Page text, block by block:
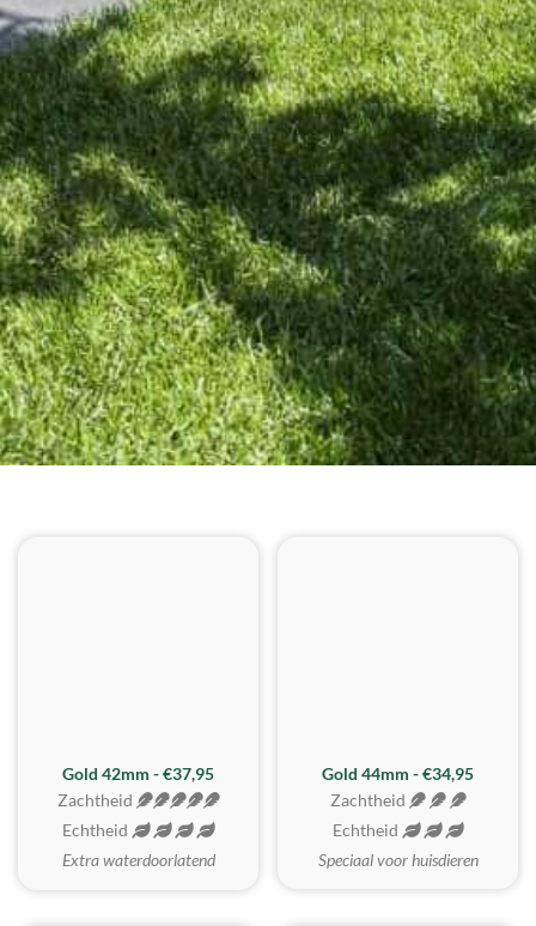
ZACHTSTE
Gold 42mm - €37,95
Zachtheid
Echtheid
Extra waterdoorlatend
Gold 44mm - €34,95
Zachtheid
Echtheid
Speciaal voor huisdieren